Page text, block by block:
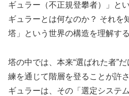
ギュラー（不正規登攀者）」と
ギュラーとは何なのか？ それを
塔」という世界の構造を理解す
塔の中では、本来“選ばれた者”
練を通じて階層を登ることが許
ギュラーは、その「選定システ